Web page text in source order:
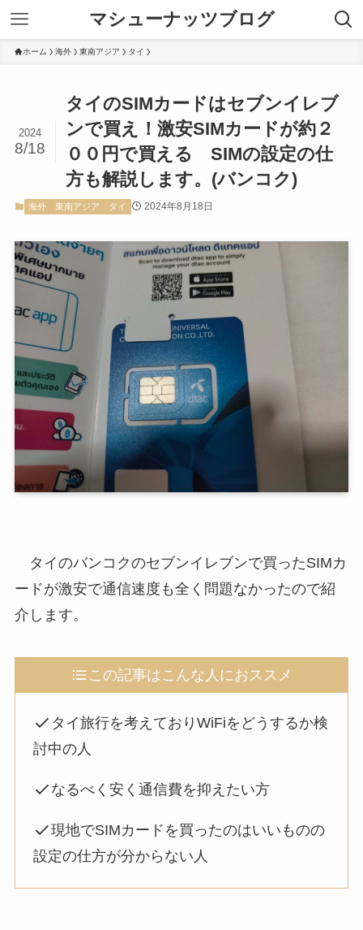
マシューナッツブログ
ホーム 海外 東南アジア タイ
タイのSIMカードはセブンイレブ
ンで買え！激安SIMカードが約２
００円で買える SIMの設定の仕
方も解説します。(バンコク)
2024
8/18
海外 東南アジア タイ 2024年8月18日
タイのバンコクのセブンイレブンで買ったSIMカ
ードが激安で通信速度も全く問題なかったので紹
介します。
この記事はこんな人におススメ
タイ旅行を考えておりWiFiをどうするか検
討中の人
なるべく安く通信費を抑えたい方
現地でSIMカードを買ったのはいいものの
設定の仕方が分からない人